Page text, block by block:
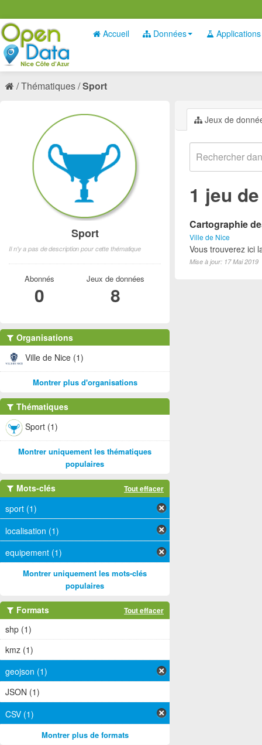
Accueil Données Applications
Thématiques Sport
Jeux de
1 jeu
Cartographie
Ville de Nice
Vous trouverez ici
Mise à jour: 17 Mai 2019
Sport
Il n'y a pas de description pour cette thématique
Abonnés
0
Jeux de données
8
Organisations
Ville de Nice (1)
Montrer plus d'organisations
Thématiques
Sport (1)
Montrer uniquement les thématiques
populaires
Mots-clés Tout effacer
sport (1)
localisation (1)
equipement (1)
Montrer uniquement les mots-clés
populaires
Formats Tout effacer
shp (1)
kmz (1)
geojson (1)
JSON (1)
CSV (1)
Montrer plus de formats